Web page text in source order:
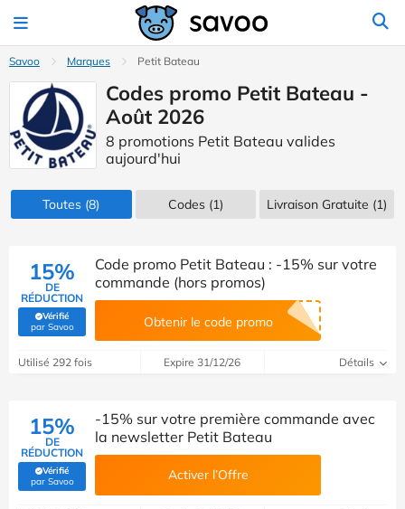
Savoo Marques Petit Bateau
Codes promo Petit Bateau -
Août 2026
8 promotions Petit Bateau valides
aujourd'hui
Toutes (8) Codes(1) Livraison Gratuite (1)
15%
DE
RÉDUCTION
Vérifié
par Savoo(Vérifié par Savoo)
Code promo Petit Bateau : -15% sur votre
commande (hors promos)
Obtenir le code promo
Utilisé 292 fois Expire 31/12/26 Détails
15%
DE
RÉDUCTION
Vérifié
par Savoo(Vérifié par Savoo)
-15% sur votre première commande avec
la newsletter Petit Bateau
Activer l’Offre